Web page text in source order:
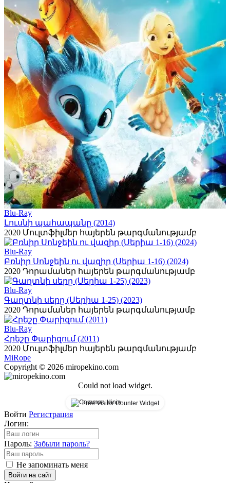
Blu-Ray
Լուսնի պահապանը (2014)
2020 Մուլտֆիլմեր հայերեն թարգմանությամբ
Blu-Ray
Բռնիր Սոնջեին ու վազիր (Սերիա 1-16) (2024)
2020 Դորամաներ հայերեն թարգմանությամբ
Blu-Ray
Գաղտնի սերը (Սերիա 1-25) (2023)
2020 Դորամաներ հայերեն թարգմանությամբ
Blu-Ray
Հրեշը Փարիզում (2011)
2020 Մուլտֆիլմեր հայերեն թարգմանությամբ
MiRope
Copyright © 2026 miropekino.com
Could not load widget.
Free Visitor Counter Widget
Войти Регистрация
Логин:
Пароль: Забыли пароль?
Не запоминать меня
Войти на сайт